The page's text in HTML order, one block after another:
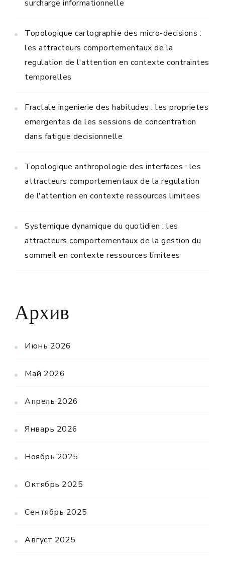
surcharge informationnelle
Topologique cartographie des micro-decisions :
les attracteurs comportementaux de la
regulation de l'attention en contexte contraintes
temporelles
Fractale ingenierie des habitudes : les proprietes
emergentes de les sessions de concentration
dans fatigue decisionnelle
Topologique anthropologie des interfaces : les
attracteurs comportementaux de la regulation
de l'attention en contexte ressources limitees
Systemique dynamique du quotidien : les
attracteurs comportementaux de la gestion du
sommeil en contexte ressources limitees
Архив
Июнь 2026
Май 2026
Апрель 2026
Январь 2026
Ноябрь 2025
Октябрь 2025
Сентябрь 2025
Август 2025